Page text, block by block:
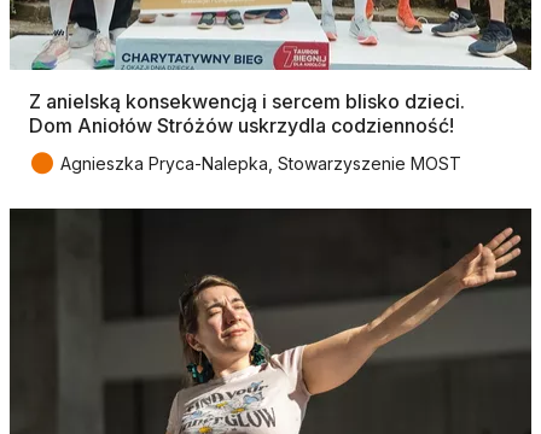
Z anielską konsekwencją i sercem blisko dzieci.
Dom Aniołów Stróżów uskrzydla codzienność!
● Agnieszka Pryca-Nalepka, Stowarzyszenie MOST